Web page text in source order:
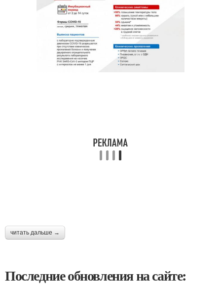
читать дальше →
Последние обновления на сайте: